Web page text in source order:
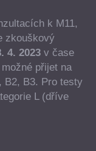
k M11,
zkouškový
4. 2023 v čase
přijet na
B2, B3. Pro testy
L (dříve